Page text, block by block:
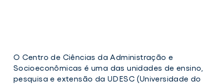
O Centro de Ciências da Administração e
Socioeconômicas é uma das unidades de ensino,
pesquisa e extensão da UDESC (Universidade do